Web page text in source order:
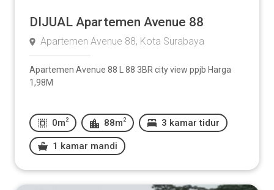
DIJUAL Apartemen Avenue 88
Apartemen Avenue 88, Kota Surabaya
Apartemen Avenue 88 L 88 3BR city view ppjb Harga
1,98M
0m 2 88m 2 3 kamar tidur
1 kamar mandi